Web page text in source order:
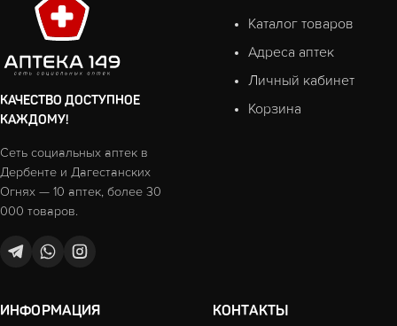
КАЧЕСТВО ДОСТУПНОЕ
КАЖДОМУ!
Сеть социальных аптек в
Дербенте и Дагестанских
Огнях — 10 аптек, более 30
000 товаров.
Каталог товаров
Адреса аптек
Личный кабинет
Корзина
ИНФОРМАЦИЯ КОНТАКТЫ